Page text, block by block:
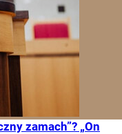
zamach”? „On